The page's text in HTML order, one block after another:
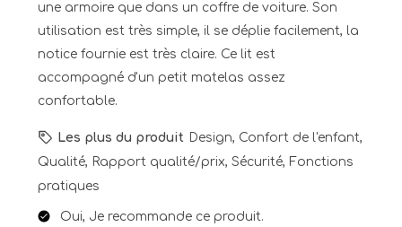
une armoire que dans un coffre de voiture. Son
utilisation est très simple, il se déplie facilement, la
notice fournie est très claire. Ce lit est
accompagné d'un petit matelas assez
confortable.
Les plus du produit Design, Confort de l'enfant,
Qualité, Rapport qualité/prix, Sécurité, Fonctions
pratiques
Oui, Je recommande ce produit.